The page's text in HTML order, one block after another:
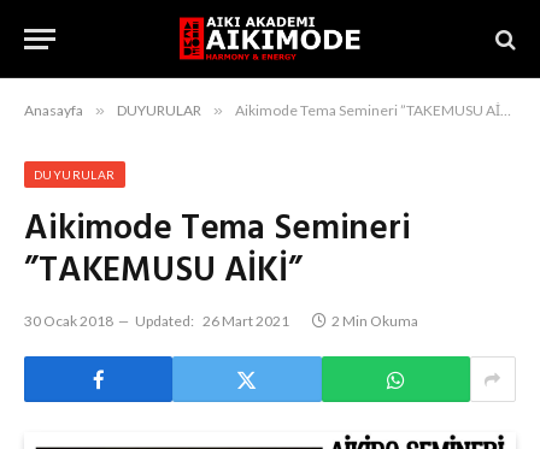
Anasayfa » DUYURULAR » Aikimode Tema Semineri ”TAKEMUSU AİKİ”
DUYURULAR
Aikimode Tema Semineri
”TAKEMUSU AİKİ”
30 Ocak 2018 Updated: 26 Mart 2021 2 Min Okuma